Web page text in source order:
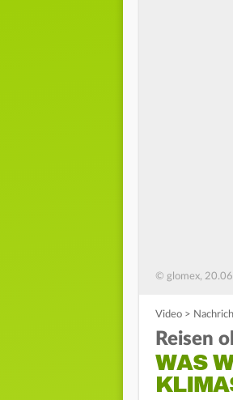
© glomex,
Video >
Reisen
WAS